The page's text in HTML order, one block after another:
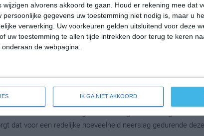
alvorens akkoord te gaan.
Houd er rekening mee dat
persoonlijke gegevens uw toestemming niet nodig is, maar u
verwerking. Uw voorkeuren gelden uitsluitend voor deze
uw toestemming te allen tijde intrekken door terug te keren
de webpagina.
IK GA NIET AKKOORD
in Saint Cloud rond de 13 graden Celsius. De
0 graden. Het aantal uren dat de zon zichtbaar is ligt in
de hele maand valt er gedurende ongeveer 10 dagen
dat voor niet zoveel neerslag deze maand.
in Saint Cloud rond de 21 graden Celsius. De
7 graden. Het aantal uren dat de zon zichtbaar is ligt in
de hele maand valt er gedurende ongeveer 11 dagen
dat voor een redelijke hoeveelheid neerslag gedurende deze